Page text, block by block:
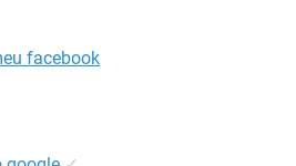
facebook